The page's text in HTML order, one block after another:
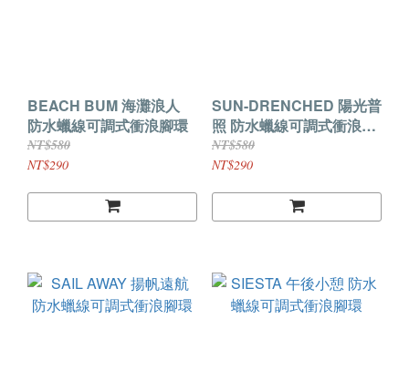
BEACH BUM 海灘浪人
防水蠟線可調式衝浪腳環
NT$580
NT$290
SUN-DRENCHED 陽光普
照 防水蠟線可調式衝浪腳
環
NT$580
NT$290